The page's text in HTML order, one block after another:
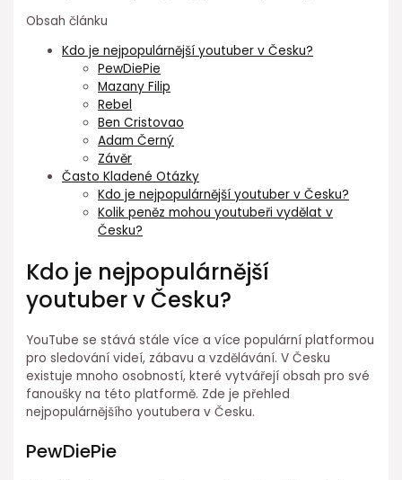
Obsah článku
Kdo je nejpopulárnější youtuber v Česku?
PewDiePie
Mazany Filip
Rebel
Ben Cristovao
Adam Černý
Závěr
Často Kladené Otázky
Kdo je nejpopulárnější youtuber v Česku?
Kolik peněz mohou youtubeři vydělat v
Česku?
Kdo je nejpopulárnější
youtuber v Česku?
YouTube se stává stále více a více populární platformou
pro sledování videí, zábavu a vzdělávání. V Česku
existuje mnoho osobností, které vytvářejí obsah pro své
fanoušky na této platformě. Zde je přehled
nejpopulárnějšího youtubera v Česku.
PewDiePie